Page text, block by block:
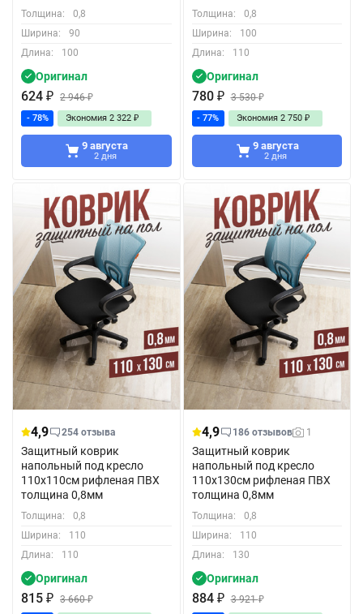
Толщина:
0,8
Ширина:
90
Длина:
100
Оригинал
624 ₽ 2 946₽
- 78% Экономия 2 322 ₽
9 августа
2 дня
Толщина:
0,8
Ширина:
100
Длина:
110
Оригинал
780 ₽ 3 530₽
- 77% Экономия 2 750 ₽
9 августа
2 дня
4,9 254 отзыва
Защитный коврик
напольный под кресло
110x110см рифленая ПВХ
толщина 0,8мм
Толщина:
0,8
Ширина:
110
Длина:
110
Оригинал
815 ₽ 3 660₽
4,9 186 отзывов 1
Защитный коврик
напольный под кресло
110x130см рифленая ПВХ
толщина 0,8мм
Толщина:
0,8
Ширина:
110
Длина:
130
Оригинал
884 ₽ 3 921₽